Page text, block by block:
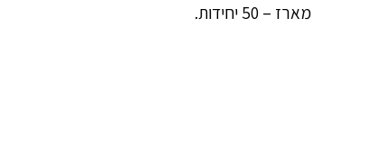
מארז – 50 יחידות.